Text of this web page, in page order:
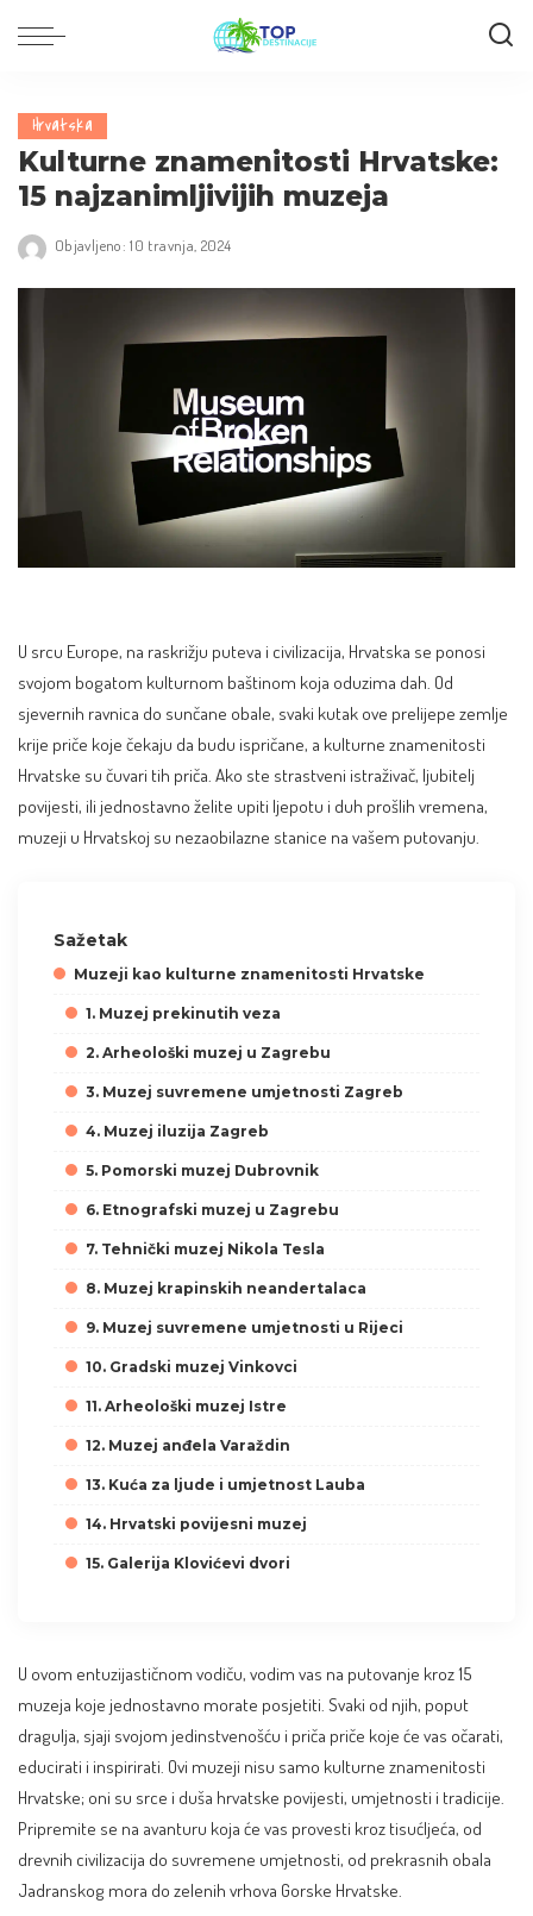
Hrvatska
Kulturne znamenitosti Hrvatske:
15 najzanimljivijih muzeja
Objavljeno: 10 travnja, 2024
U srcu Europe, na raskrižju puteva i civilizacija, Hrvatska se ponosi
svojom bogatom kulturnom baštinom koja oduzima dah. Od
sjevernih ravnica do sunčane obale, svaki kutak ove prelijepe zemlje
krije priče koje čekaju da budu ispričane, a kulturne znamenitosti
Hrvatske su čuvari tih priča. Ako ste strastveni istraživač, ljubitelj
povijesti, ili jednostavno želite upiti ljepotu i duh prošlih vremena,
muzeji u Hrvatskoj su nezaobilazne stanice na vašem putovanju.
Sažetak
Muzeji kao kulturne znamenitosti Hrvatske
1. Muzej prekinutih veza
2. Arheološki muzej u Zagrebu
3. Muzej suvremene umjetnosti Zagreb
4. Muzej iluzija Zagreb
5. Pomorski muzej Dubrovnik
6. Etnografski muzej u Zagrebu
7. Tehnički muzej Nikola Tesla
8. Muzej krapinskih neandertalaca
9. Muzej suvremene umjetnosti u Rijeci
10. Gradski muzej Vinkovci
11. Arheološki muzej Istre
12. Muzej anđela Varaždin
13. Kuća za ljude i umjetnost Lauba
14. Hrvatski povijesni muzej
15. Galerija Klovićevi dvori
U ovom entuzijastičnom vodiču, vodim vas na putovanje kroz 15
muzeja koje jednostavno morate posjetiti. Svaki od njih, poput
dragulja, sjaji svojom jedinstvenošću i priča priče koje će vas očarati,
educirati i inspirirati. Ovi muzeji nisu samo kulturne znamenitosti
Hrvatske; oni su srce i duša hrvatske povijesti, umjetnosti i tradicije.
Pripremite se na avanturu koja će vas provesti kroz tisućljeća, od
drevnih civilizacija do suvremene umjetnosti, od prekrasnih obala
Jadranskog mora do zelenih vrhova Gorske Hrvatske.